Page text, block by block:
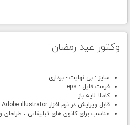
وکتور عید رمضان
سایز : بی نهایت - برداری
فرمت فایل : eps
کاملا لایه باز
قابل ویرایش در نرم افزار Adobe illustrator و ...
مناسب برای کانون های تبلیغاتی ، طراحان